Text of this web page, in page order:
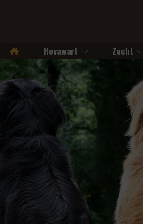
StartseiteHovawart Zucht